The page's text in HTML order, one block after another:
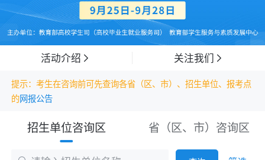
活动介绍 关注我们
提示：考生在咨询前可先查询各省（区、市）、招生单位、报考点
的网报公告
招生单位咨询区 省（区、市）咨询区